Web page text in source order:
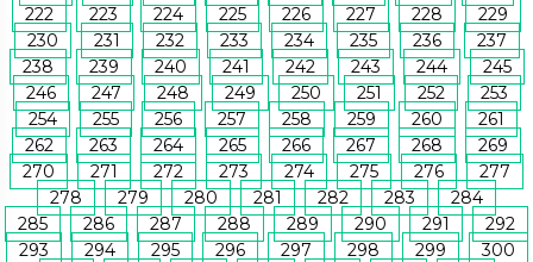
222
223 224 225 226 227 228
229
230
231 232 233 234 235 236
237
238
239 240 241 242 243 244
245
246
247 248 249 250 251 252
253
254
255 256 257 258 259 260
261
262
263 264 265 266 267 268
269
270
271 272 273 274 275 276
277
278
279 280 281 282 283
284
285
286 287 288 289 290 291
292
293
294 295 296 297 298 299
300